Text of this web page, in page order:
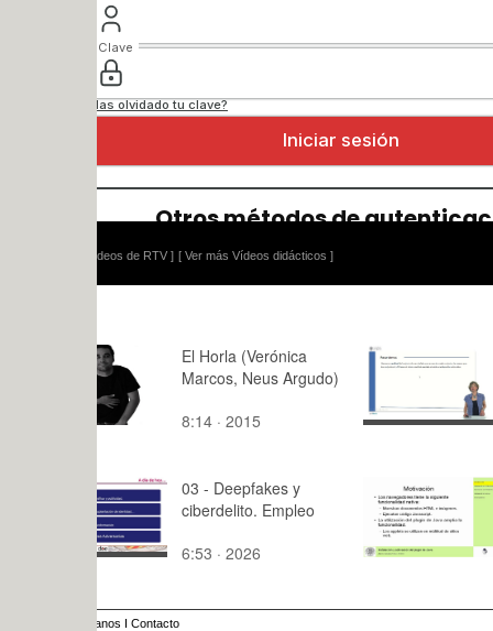
[ Ver más Vídeos didácticos ]
El Horla (Verónica
Marcos, Neus Argudo)
8:14 · 2015
¿Cómo
números
8:07 · 2016
03 - Deepfakes y
ciberdelito. Empleo
6:53 · 2026
Java
9:52 · 2014